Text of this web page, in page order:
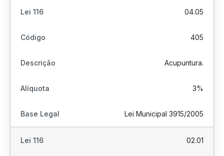
04.05
405
Acupuntura.
3%
Lei Municipal 3915/2005
02.01